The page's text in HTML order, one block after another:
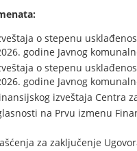
o stepenu
godine Javnog
o stepenu
godine Javnog
izveštaja Centra
na Prvu izmenu
za zaključenje